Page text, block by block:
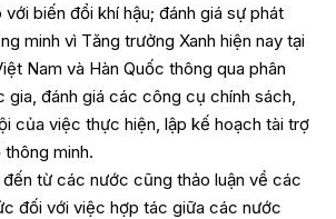
biến đổi khí hậu; đánh giá sự phát
minh vì Tăng trưởng Xanh hiện nay tại
Nam và Hàn Quốc thông qua phân
gia, đánh giá các công cụ chính sách,
của việc thực hiện, lập kế hoạch tài trợ
minh.
từ các nước cũng thảo luận về các
đối với việc hợp tác giữa các nước